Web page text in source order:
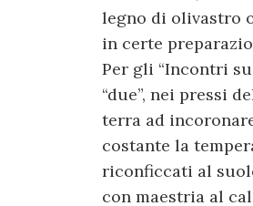
legno di olivastro
in certe
Per gli “Incontri
“due”, nei pressi
terra ad
costante la
riconficcati al
con maestria al